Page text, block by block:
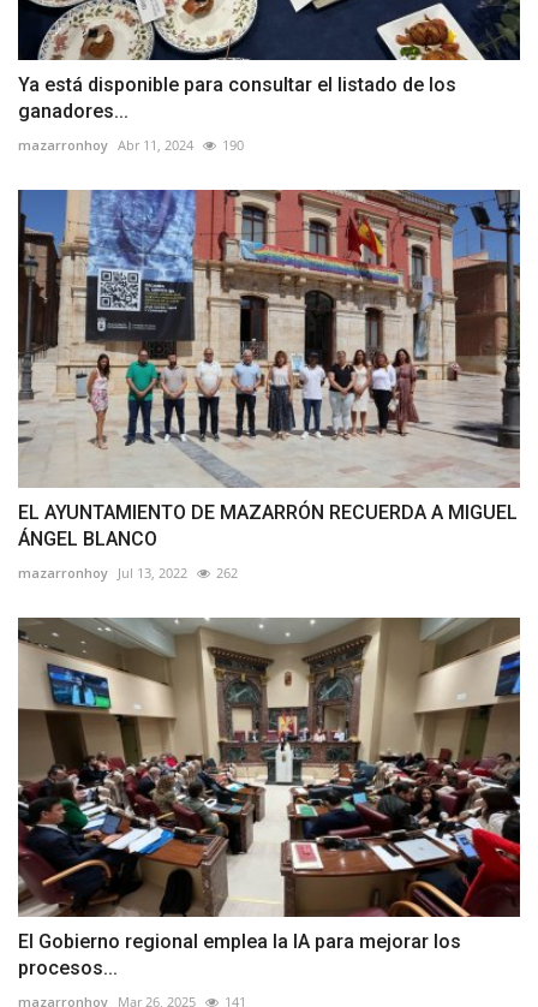
Ya está disponible para consultar el listado de los
ganadores...
mazarronhoy Abr 11, 2024 190
EL AYUNTAMIENTO DE MAZARRÓN RECUERDA A MIGUEL
ÁNGEL BLANCO
mazarronhoy Jul 13, 2022 262
El Gobierno regional emplea la IA para mejorar los
procesos...
mazarronhoy Mar 26, 2025 141